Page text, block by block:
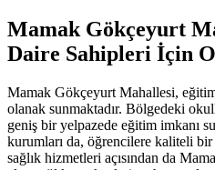
Mamak Gökçeyurt
Daire Sahipleri İçin
Mamak Gökçeyurt Mahallesi,
olanak sunmaktadır. Bölgedeki
geniş bir yelpazede eğitim imkanı
kurumları da, öğrencilere kaliteli bir
sağlık hizmetleri açısından da